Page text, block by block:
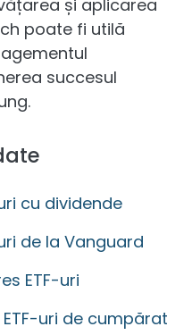
și aplicarea
poate fi utilă
succesul
cu dividende
de la Vanguard
ETF-uri
uri de cumpărat